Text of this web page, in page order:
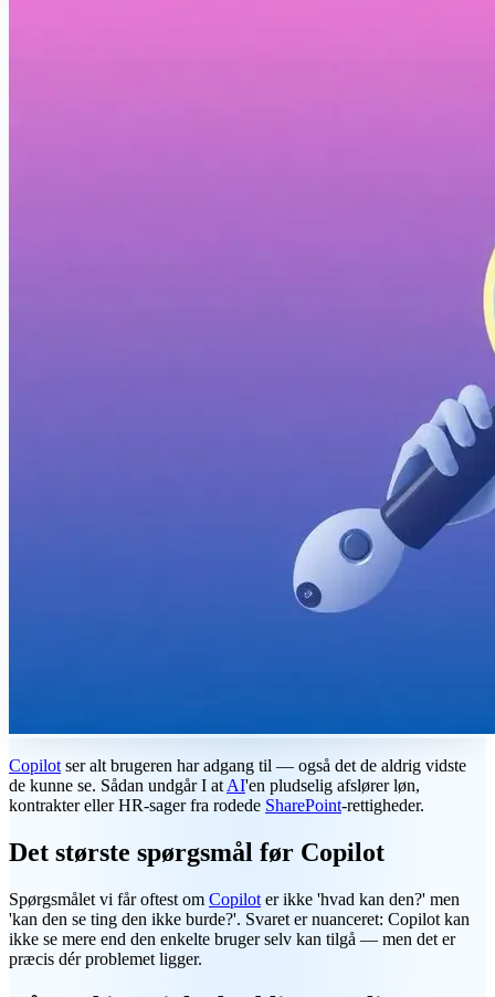
Copilot ser alt brugeren har adgang til — også det de aldrig vidste
de kunne se. Sådan undgår I at AI'en pludselig afslører løn,
kontrakter eller HR-sager fra rodede SharePoint-rettigheder.
Det største spørgsmål før Copilot
Spørgsmålet vi får oftest om Copilot er ikke 'hvad kan den?' men
'kan den se ting den ikke burde?'. Svaret er nuanceret: Copilot kan
ikke se mere end den enkelte bruger selv kan tilgå — men det er
præcis dér problemet ligger.